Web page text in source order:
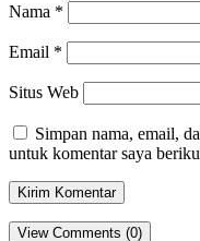
Nama *
Email *
Situs Web
Simpan nama, email,
untuk komentar saya
View Comments (0)